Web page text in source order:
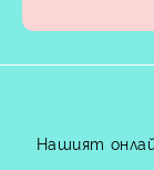
Нашият